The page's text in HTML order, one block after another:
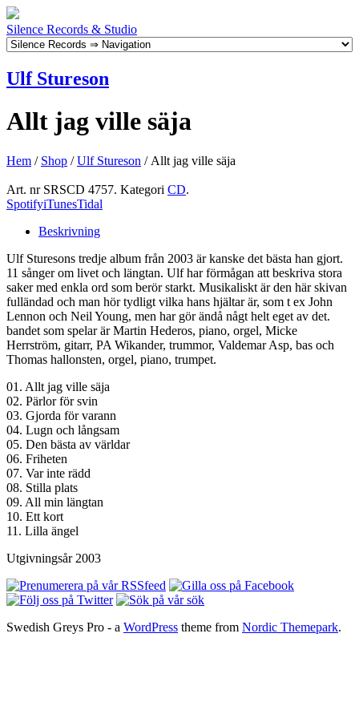
Silence Records & Studio
Ulf Stureson
Allt jag ville säja
Hem / Shop /Ulf Stureson / Allt jag ville säja
Art. nr SRSCD 4757. Kategori CD.
SpotifyiTunesTidal
Beskrivning
Ulf Sturesons tredje album från 2003 är kanske det bästa han gjort.
11 sånger om livet och längtan. Ulf har förmågan att beskriva stora
saker med enkla ord som berör starkt. Musikaliskt är den här skivan
fulländad och man hör tydligt vilka hans hjältar är, som t ex John
Lennon och Neil Young, men har gör ändå någt helt eget av det.
bandet som spelar är Martin Hederos, piano, orgel, Micke
Herrström, gitarr, PA Wikander, trummor, Valdemar Asp, bas och
Thomas hallonsten, orgel, piano, trumpet.
01. Allt jag ville säja
02. Pärlor för svin
03. Gjorda för varann
04. Lugn och långsam
05. Den bästa av världar
06. Friheten
07. Var inte rädd
08. Stilla plats
09. All min längtan
10. Ett kort
11. Lilla ängel
Utgivningsår 2003
Swedish Greys Pro - a WordPress theme from Nordic Themepark.